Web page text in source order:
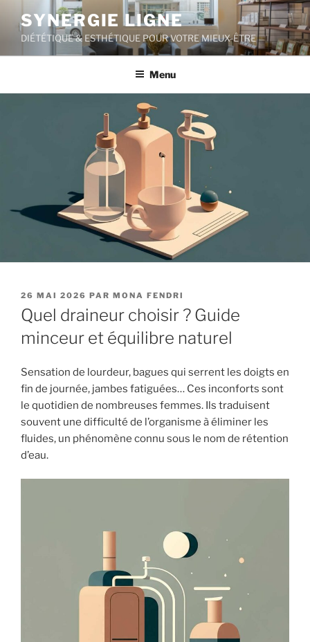
contenu
principal
SYNERGIE LIGNE
DIÉTÉTIQUE & ESTHÉTIQUE POUR VOTRE MIEUX-ÊTRE
Menu
PUBLIÉ
LE
26 MAI 2026 PAR MONA FENDRI
Quel draineur choisir ? Guide
minceur et équilibre naturel
Sensation de lourdeur, bagues qui serrent les doigts en
fin de journée, jambes fatiguées… Ces inconforts sont
le quotidien de nombreuses femmes. Ils traduisent
souvent une difficulté de l’organisme à éliminer les
fluides, un phénomène connu sous le nom de rétention
d’eau.